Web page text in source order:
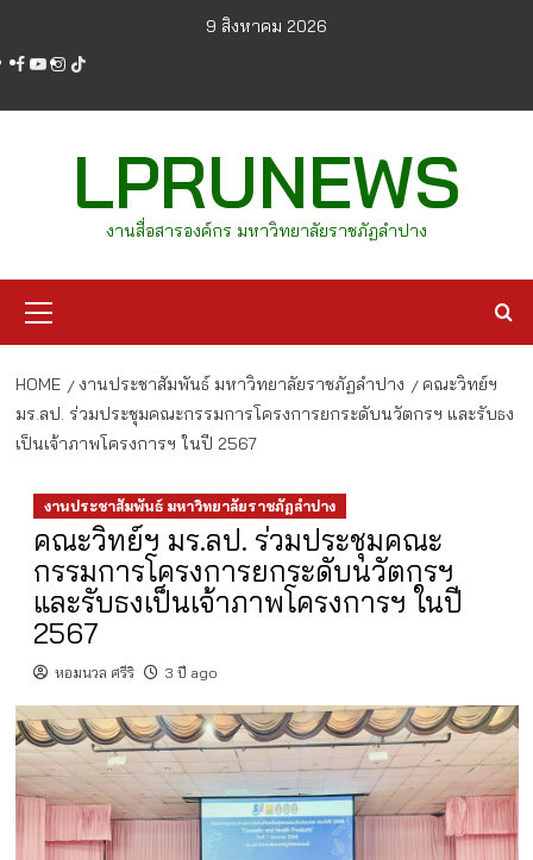
content
9 สิงหาคม 2026
facebook
youtube
instagram
tiktok
LPRUNEWS
งานสื่อสารองค์กร มหาวิทยาลัยราชภัฏลำปาง
Menu
HOME งานประชาสัมพันธ์ มหาวิทยาลัยราชภัฏลำปาง
คณะวิทย์ฯ
มร.ลป. ร่วมประชุมคณะกรรมการโครงการยกระดับนวัตกรฯ และรับธง
เป็นเจ้าภาพโครงการฯ ในปี 2567
งานประชาสัมพันธ์ มหาวิทยาลัยราชภัฏลำปาง
คณะวิทย์ฯ มร.ลป. ร่วมประชุมคณะ
กรรมการโครงการยกระดับนวัตกรฯ
และรับธงเป็นเจ้าภาพโครงการฯ ในปี
2567
หอมนวล ศรีริ 3 ปี ago